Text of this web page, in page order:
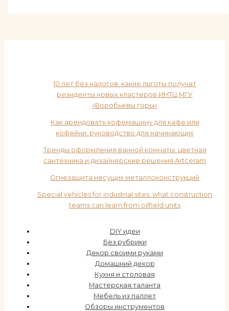
10 лет без налогов: какие льготы получат
резиденты новых кластеров ИНТЦ МГУ
«Воробьевы горы»
Как арендовать кофемашину для кафе или
кофейни: руководство для начинающих
Тренды оформления ванной комнаты: цветная
сантехника и дизайнерские решения Artceram
Огнезащита несущих металлоконструкций
Special vehicles for industrial sites: what construction
teams can learn from oilfield units
DIY идеи
Без рубрики
Декор своими руками
Домашний декор
Кухня и столовая
Мастерская таланта
Мебель из паллет
Обзоры инструментов